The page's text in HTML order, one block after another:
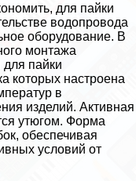
для пайки
водопровода
оборудование. В
монтажа
пайки
которых настроена
в
изделий. Активная
утюгом. Форма
обеспечивая
условий от